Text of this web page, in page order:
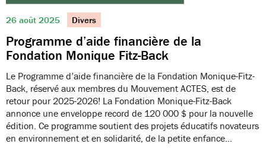
26 août 2025 Divers
Programme d’aide financière de la
Fondation Monique Fitz-Back
Le Programme d’aide financière de la Fondation Monique-Fitz-
Back, réservé aux membres du Mouvement ACTES, est de
retour pour 2025-2026! La Fondation Monique-Fitz-Back
annonce une enveloppe record de 120 000 $ pour la nouvelle
édition. Ce programme soutient des projets éducatifs novateurs
en environnement et en solidarité, de la petite enfance…